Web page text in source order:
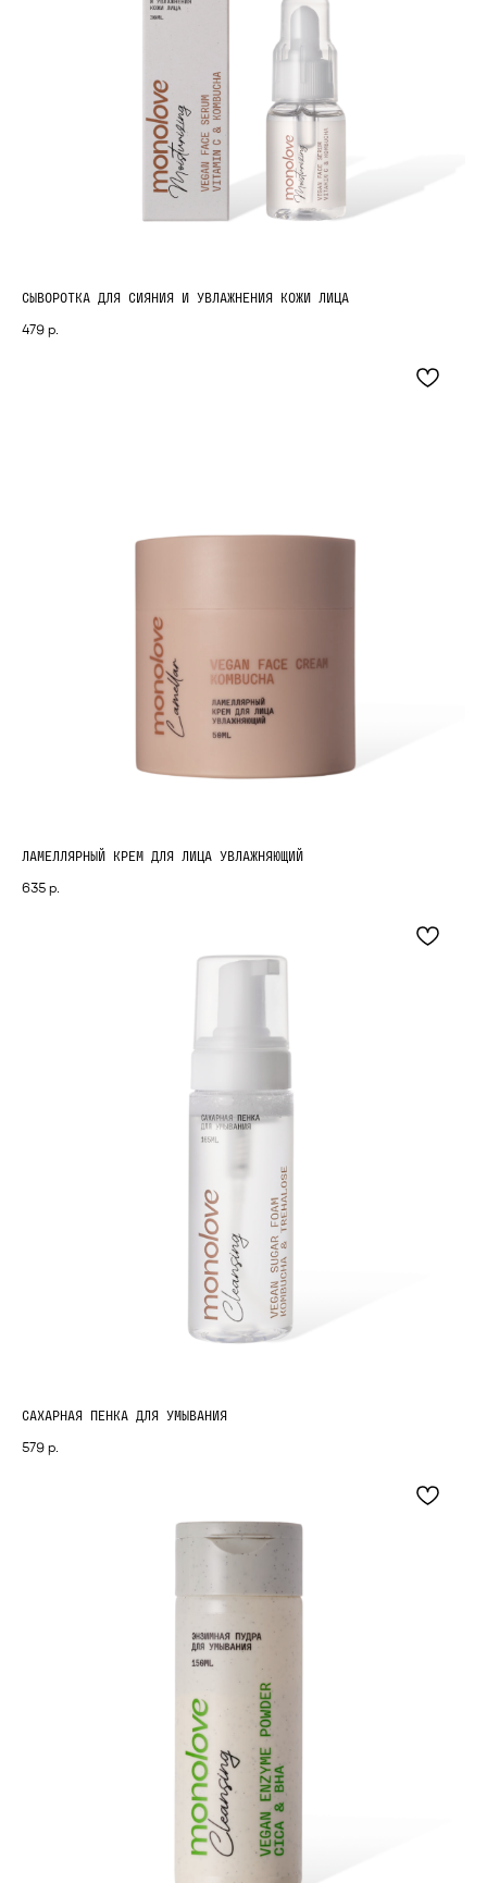
СЫВОРОТКА ДЛЯ СИЯНИЯ И УВЛАЖНЕНИЯ КОЖИ ЛИЦА
479р.
ЛАМЕЛЛЯРНЫЙ КРЕМ ДЛЯ ЛИЦА УВЛАЖНЯЮЩИЙ
635р.
САХАРНАЯ ПЕНКА ДЛЯ УМЫВАНИЯ
579р.